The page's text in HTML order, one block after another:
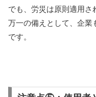
でも、労災は原則適用さ
万一の備えとして、企業
です。